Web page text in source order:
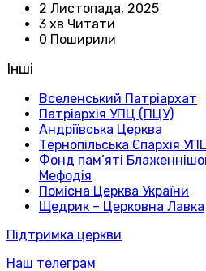
2 Листопада, 2025
3 хв Читати
0 Поширили
Інші
Вселенський Патріархат
Патріархія УПЦ (ПЦУ)
Андріївська Церква
Тернопільська Єпархія
Фонд пам’яті
Мефодія
Помісна Церква України
Щедрик – Церковна Лавка
Підтримка церкви
Наш телеграм